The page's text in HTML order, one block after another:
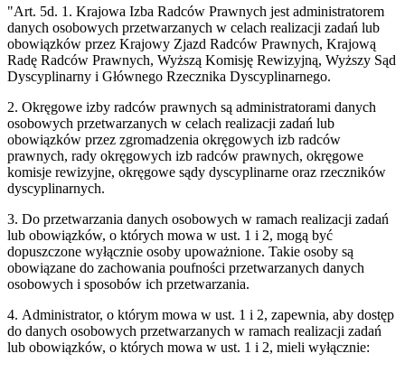
"Art. 5d. 1. Krajowa Izba Radców Prawnych jest administratorem
danych osobowych przetwarzanych w celach realizacji zadań lub
obowiązków przez Krajowy Zjazd Radców Prawnych, Krajową
Radę Radców Prawnych, Wyższą Komisję Rewizyjną, Wyższy Sąd
Dyscyplinarny i Głównego Rzecznika Dyscyplinarnego.
2. Okręgowe izby radców prawnych są administratorami danych
osobowych przetwarzanych w celach realizacji zadań lub
obowiązków przez zgromadzenia okręgowych izb radców
prawnych, rady okręgowych izb radców prawnych, okręgowe
komisje rewizyjne, okręgowe sądy dyscyplinarne oraz rzeczników
dyscyplinarnych.
3. Do przetwarzania danych osobowych w ramach realizacji zadań
lub obowiązków, o których mowa w ust. 1 i 2, mogą być
dopuszczone wyłącznie osoby upoważnione. Takie osoby są
obowiązane do zachowania poufności przetwarzanych danych
osobowych i sposobów ich przetwarzania.
4. Administrator, o którym mowa w ust. 1 i 2, zapewnia, aby dostęp
do danych osobowych przetwarzanych w ramach realizacji zadań
lub obowiązków, o których mowa w ust. 1 i 2, mieli wyłącznie: